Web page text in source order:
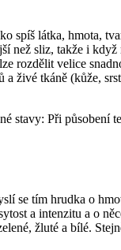
spíš látka, hmota,
než sliz, takže i
rozdělit velice
živé tkáně (kůže,
stavy: Při působení
se tím hrudka o
a intenzitu a o
žluté a bílé.